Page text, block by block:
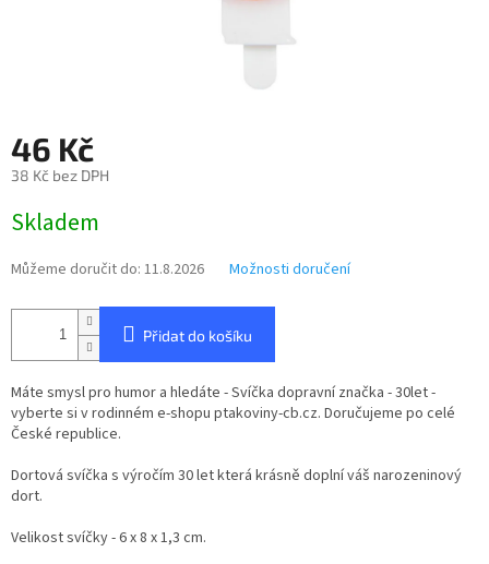
46 Kč
38 Kč bez DPH
cena:
Skladem
Můžeme doručit do: 11.8.2026 Možnosti doručení
Přidat do košíku
Máte smysl pro humor a hledáte - Svíčka dopravní značka - 30let -
vyberte si v rodinném e-shopu ptakoviny-cb.cz. Doručujeme po celé
České republice.
Dortová svíčka s výročím 30 let která krásně doplní váš narozeninový
dort.
Velikost svíčky - 6 x 8 x 1,3 cm.